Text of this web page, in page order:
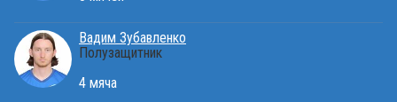
Вадим Зубавленко
Полузащитник
4 мяча